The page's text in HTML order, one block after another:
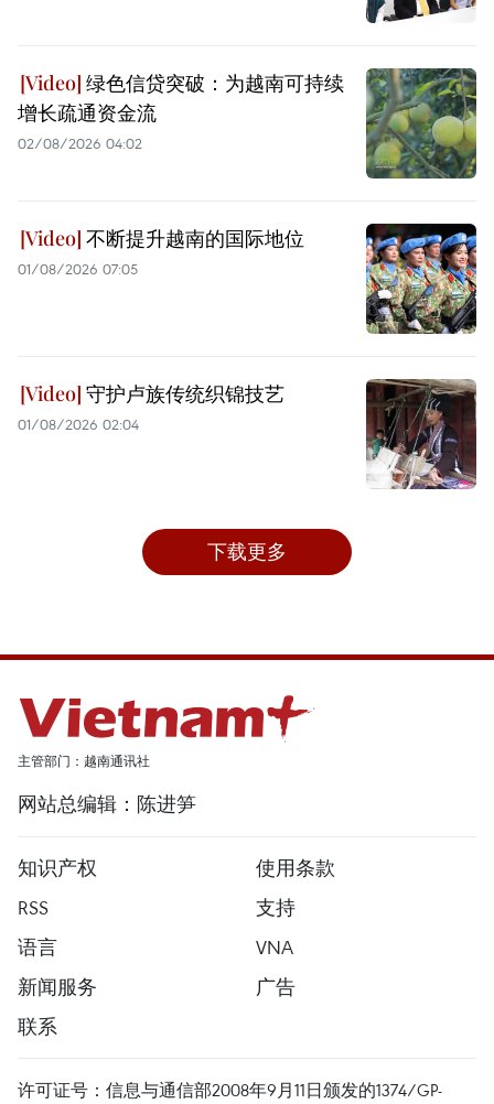
绿色信贷突破：为越南可持续
增长疏通资金流
02/08/2026 04:02
不断提升越南的国际地位
01/08/2026 07:05
守护卢族传统织锦技艺
01/08/2026 02:04
下载更多
主管部门：越南通讯社
网站总编辑：陈进笋
知识产权
使用条款
RSS
支持
语言
VNA
新闻服务
广告
联系
许可证号：信息与通信部2008年9月11日颁发的1374/GP-